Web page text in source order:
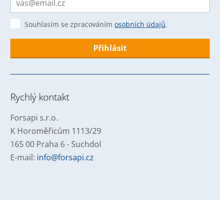
Souhlasím se zpracovánímosobních údajů.
se
nepodařilo
odeslat.
Rychlý kontakt
Forsapi s.r.o.
K Horoměřicům 1113/29
165 00 Praha 6 - Suchdol
E-mail: info@forsapi.cz